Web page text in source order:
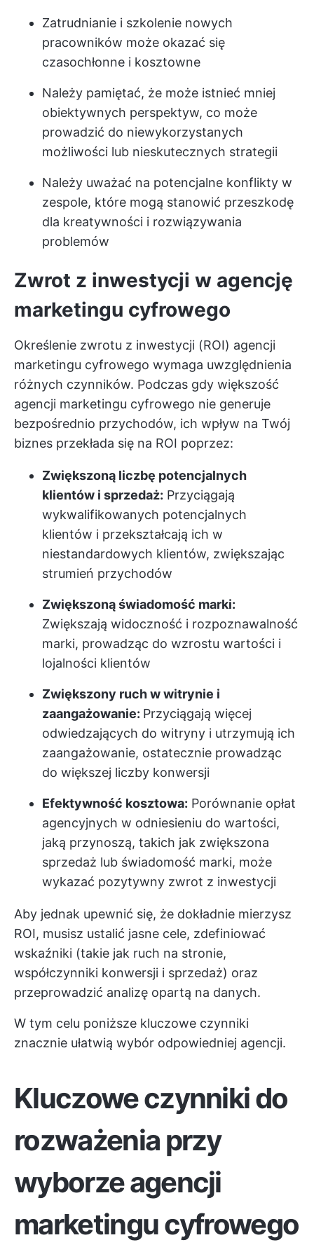
Zatrudnianie i szkolenie nowych
pracowników może okazać się
czasochłonne i kosztowne
Należy pamiętać, że może istnieć mniej
obiektywnych perspektyw, co może
prowadzić do niewykorzystanych
możliwości lub nieskutecznych strategii
Należy uważać na potencjalne konflikty w
zespole, które mogą stanowić przeszkodę
dla kreatywności i rozwiązywania
problemów
Zwrot z inwestycji w agencję
marketingu cyfrowego
Określenie zwrotu z inwestycji (ROI) agencji
marketingu cyfrowego wymaga uwzględnienia
różnych czynników. Podczas gdy większość
agencji marketingu cyfrowego nie generuje
bezpośrednio przychodów, ich wpływ na Twój
biznes przekłada się na ROI poprzez:
Zwiększoną liczbę potencjalnych
klientów i sprzedaż: Przyciągają
wykwalifikowanych potencjalnych
klientów i przekształcają ich w
niestandardowych klientów, zwiększając
strumień przychodów
Zwiększoną świadomość marki:
Zwiększają widoczność i rozpoznawalność
marki, prowadząc do wzrostu wartości i
lojalności klientów
Zwiększony ruch w witrynie i
zaangażowanie: Przyciągają więcej
odwiedzających do witryny i utrzymują ich
zaangażowanie, ostatecznie prowadząc
do większej liczby konwersji
Efektywność kosztowa: Porównanie opłat
agencyjnych w odniesieniu do wartości,
jaką przynoszą, takich jak zwiększona
sprzedaż lub świadomość marki, może
wykazać pozytywny zwrot z inwestycji
Aby jednak upewnić się, że dokładnie mierzysz
ROI, musisz ustalić jasne cele, zdefiniować
wskaźniki (takie jak ruch na stronie,
współczynniki konwersji i sprzedaż) oraz
przeprowadzić analizę opartą na danych.
W tym celu poniższe kluczowe czynniki
znacznie ułatwią wybór odpowiedniej agencji.
Kluczowe czynniki do
rozważenia przy
wyborze agencji
marketingu cyfrowego